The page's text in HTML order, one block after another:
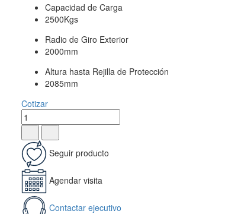
Capacidad de Carga
2500Kgs
Radio de Giro Exterior
2000mm
Altura hasta Rejilla de Protección
2085mm
Cotizar
Seguir producto
Agendar visita
Contactar ejecutivo